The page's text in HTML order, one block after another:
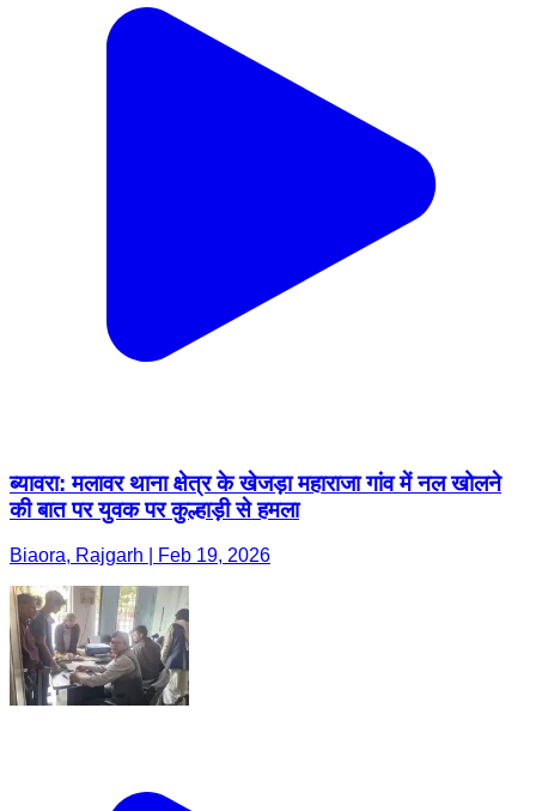
ब्यावरा: मलावर थाना क्षेत्र के खेजड़ा महाराजा गांव में नल खोलने
की बात पर युवक पर कुल्हाड़ी से हमला
Biaora, Rajgarh | Feb 19, 2026